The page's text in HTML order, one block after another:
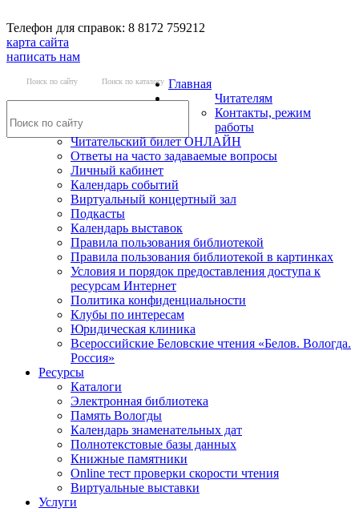
Телефон для справок: 8 8172 759212
карта сайта
написать нам
Поиск по сайту Поиск по каталогу Главная
Читателям
Контакты, режим
работы
Читательский билет ОНЛАЙН
Ответы на часто задаваемые вопросы
Личный кабинет
Календарь событий
Виртуальный концертный зал
Подкасты
Календарь выставок
Правила пользования библиотекой
Правила пользования библиотекой в картинках
Условия и порядок предоставления доступа к
ресурсам Интернет
Политика конфиденциальности
Клубы по интересам
Юридическая клиника
Всероссийские Беловские чтения «Белов. Вологда.
Россия»
Ресурсы
Каталоги
Электронная библиотека
Память Вологды
Календарь знаменательных дат
Полнотекстовые базы данных
Книжные памятники
Online тест проверки скорости чтения
Виртуальные выставки
Услуги